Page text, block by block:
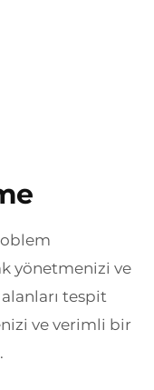
yönetmenizi ve
tespit
ve verimli bir